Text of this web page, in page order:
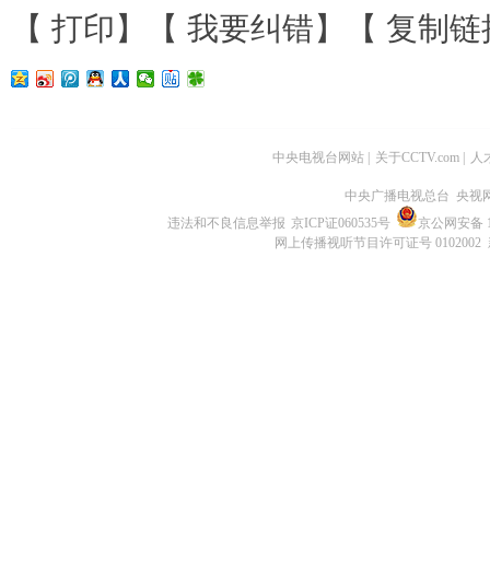
【 打印 】【 我要纠错】【 复制链
中央电视台网站 关于CCTV.com 人
中央广播电视总台 央视
违法和不良信息举报 京ICP证060535号
京公网安备
网上传播视听节目许可证号 0102002